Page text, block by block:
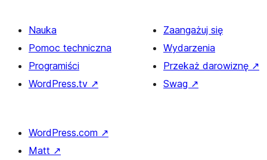
Nauka
Pomoc techniczna
Programiści
WordPress.tv ↗
Zaangażuj się
Wydarzenia
Przekaż darowiznę ↗
Swag ↗
WordPress.com ↗
Matt ↗